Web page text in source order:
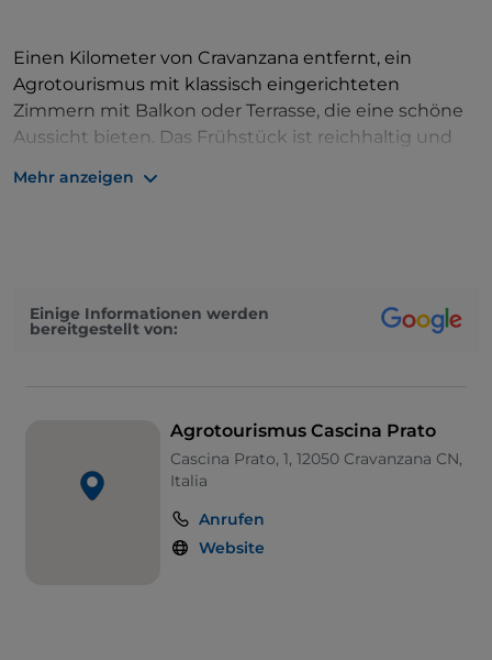
Einen Kilometer von Cravanzana entfernt, ein
Agrotourismus mit klassisch eingerichteten
Zimmern mit Balkon oder Terrasse, die eine schöne
Aussicht bieten. Das Frühstück ist reichhaltig und
Wurstwaren aus der Region sowie hausgemachte
Mehr anzeigen
Einige Informationen werden
bereitgestellt von:
Agrotourismus Cascina Prato
Cascina Prato, 1, 12050 Cravanzana CN,
Italia
Anrufen
Website